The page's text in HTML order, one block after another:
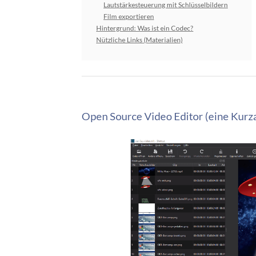
Lautstärkesteuerung mit Schlüsselbildern
Film exportieren
Hintergrund: Was ist ein Codec?
Nützliche Links (Materialien)
Open Source Video Editor (eine